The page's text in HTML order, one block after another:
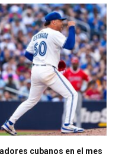
cubanos en el mes